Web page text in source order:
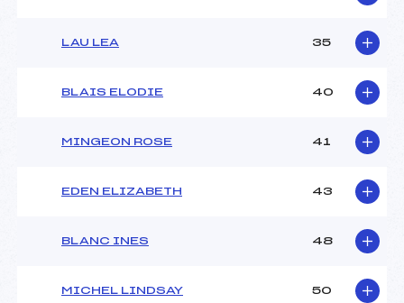
LAU LEA 35
BLAIS ELODIE 40
MINGEON ROSE 41
EDEN ELIZABETH 43
BLANC INES 48
MICHEL LINDSAY 50